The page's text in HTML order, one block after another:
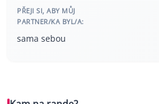
PŘEJI SI, ABY MŮJ
PARTNER/KA BYL/A:
sama sebou